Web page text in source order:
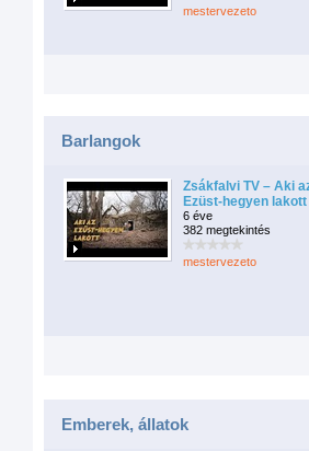
mestervezeto
Barlangok
Zsákfalvi TV – Aki
Ezüst-hegyen lakott
6 éve
382 megtekintés
mestervezeto
Emberek, állatok